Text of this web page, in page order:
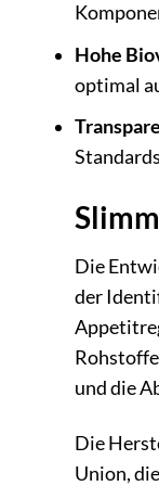
Hohe
optimal
Die
der
und die
Die
Union,